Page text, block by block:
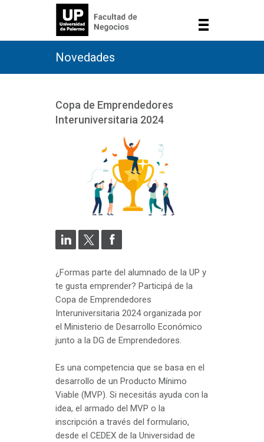
Novedades
Copa de Emprendedores
Interuniversitaria 2024
¿Formas parte del alumnado de la UP y
te gusta emprender? Participá de la
Copa de Emprendedores
Interuniversitaria 2024 organizada por
el Ministerio de Desarrollo Económico
junto a la DG de Emprendedores.
Es una competencia que se basa en el
desarrollo de un Producto Mínimo
Viable (MVP). Si necesitás ayuda con la
idea, el armado del MVP o la
inscripción a través del formulario,
desde el CEDEX de la Universidad de